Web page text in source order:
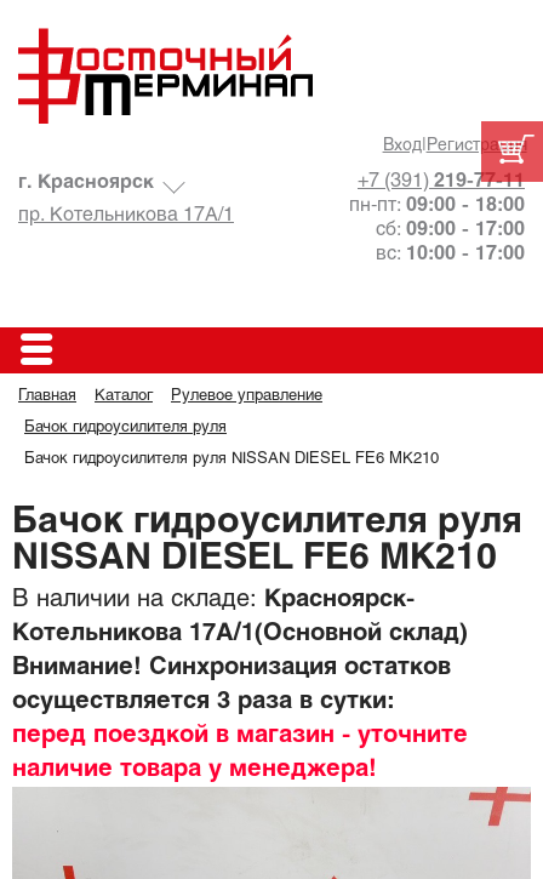
Вход| Регистрация
+7 (391) 219-77-11
пн-пт: 09:00 - 18:00
сб: 09:00 - 17:00
вс: 10:00 - 17:00
г. Красноярск
пр. Котельникова 17А/1
Главная Каталог Рулевое управление
Бачок гидроусилителя руля
Бачок гидроусилителя руля NISSAN DIESEL FE6 MK210
Бачок гидроусилителя руля
NISSAN DIESEL FE6 MK210
В наличии на складе:
Красноярск-
Котельникова 17А/1(Основной склад)
Внимание! Синхронизация остатков
осуществляется 3 раза в сутки:
перед поездкой в магазин - уточните
наличие товара у менеджера!